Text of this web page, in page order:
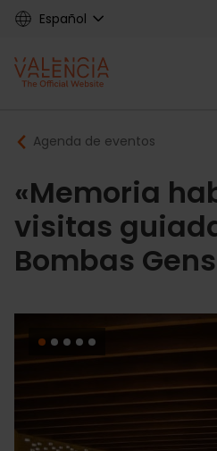
Skip
content
Español
Main
navigation
Breadcrumb
Agenda de eventos
«Memoria
visitas
Bombas Gens